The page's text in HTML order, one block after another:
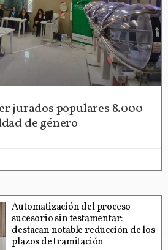
jurados populares 8.000
de género
Automatización del proceso
sucesorio sin testamentar:
destacan notable reducción de los
plazos de tramitación